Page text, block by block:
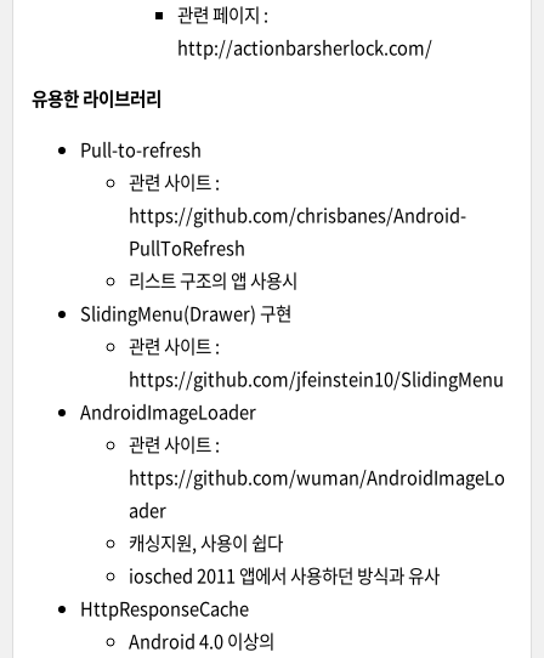
관련 페이지 :
http://actionbarsherlock.com/
유용한 라이브러리
Pull-to-refresh
관련 사이트 :
https://github.com/chrisbanes/Android-
PullToRefresh
리스트 구조의 앱 사용시
SlidingMenu(Drawer) 구현
관련 사이트 :
https://github.com/jfeinstein10/SlidingMenu
AndroidImageLoader
관련 사이트 :
https://github.com/wuman/AndroidImageLo
ader
캐싱지원, 사용이 쉽다
iosched 2011 앱에서 사용하던 방식과 유사
HttpResponseCache
Android 4.0 이상의